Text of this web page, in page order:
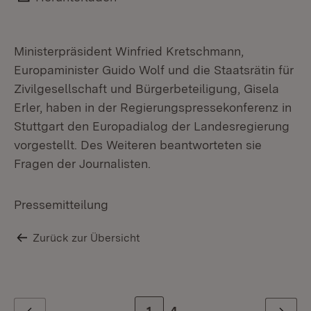
Ministerpräsident Winfried Kretschmann,
Europaminister Guido Wolf und die Staatsrätin für
Zivilgesellschaft und Bürgerbeteiligung, Gisela
Erler, haben in der Regierungspressekonferenz in
Stuttgart den Europadialog der Landesregierung
vorgestellt. Des Weiteren beantworteten sie
Fragen der Journalisten.
Pressemitteilung
Zurück zur Übersicht